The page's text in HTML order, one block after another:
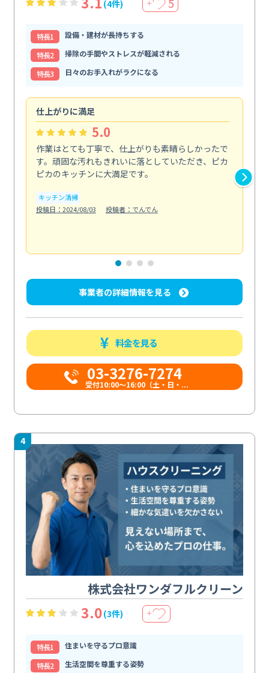
(4件) ＋ 5
特⻑1
設備・建材が長持ちする
特⻑2
掃除の手間やストレスが軽減される
特⻑3
日々のお手入れがラクになる
仕上がりに満足
5.0
作業はとても丁寧で、仕上がりも素晴らしかったで
す。頑固な汚れもきれいに落としていただき、ピカ
ピカのキッチンに大満足です。
キッチン清掃
投稿日：2024/08/03
投稿者：でんでん
事業者の詳細情報を見る
料金を見る
03-3276-7274
受付10:00〜16:00（土・日・...
4
株式会社ワンダフルクリーン
3.0(3件) ＋
特⻑1
住まいを守るプロ意識
特⻑2
生活空間を尊重する姿勢